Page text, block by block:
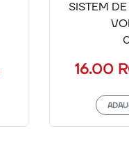
SISTEM
16.00